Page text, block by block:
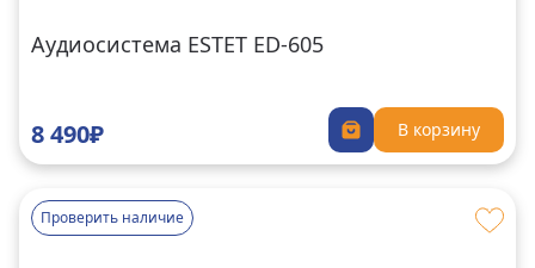
Аудиосистема ESTET ED-605
8 490₽ В корзину
Проверить наличие